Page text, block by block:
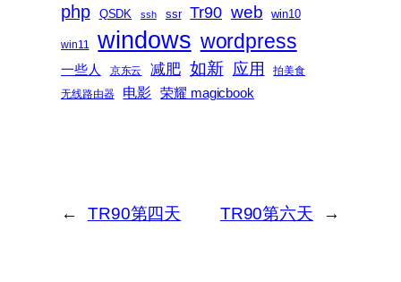
php QSDK ssh ssr Tr90 web win10
win11 windows wordpress
一些人 京东云 减肥 如新 应用
拍美食
无线路由器
电影 荣耀 magicbook
← TR90第四天 TR90第六天 →